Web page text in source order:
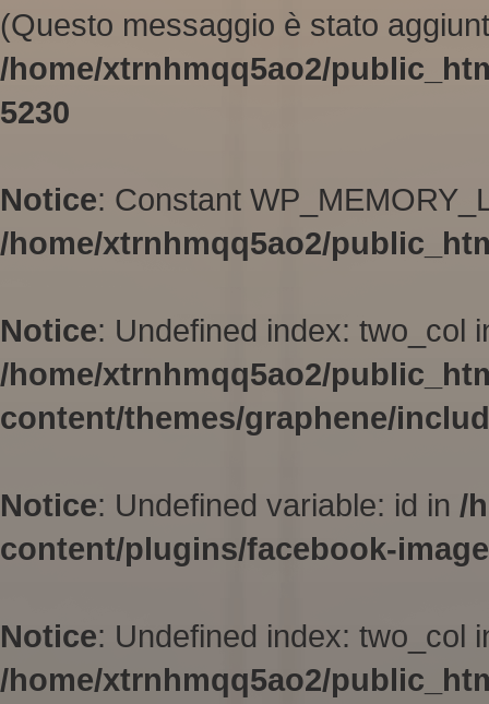
(Questo messaggio è stato
/home/xtrnhmqq5ao2/
5230
Notice: Constant
/home/xtrnhmqq5ao2/
Notice: Undefined index: two_col
/home/xtrnhmqq5ao2/
content/themes/graphene/
Notice: Undefined variable: id in /
content/plugins/facebook-
Notice: Undefined index: two_col
/home/xtrnhmqq5ao2/